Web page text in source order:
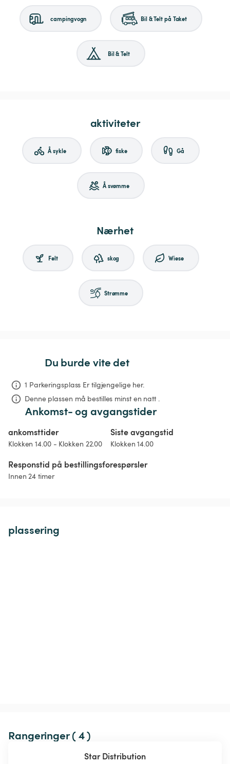
campingvogn Bil & Telt på Taket
Bil & Telt
aktiviteter
Å sykle fiske Gå
Å svømme
Nærhet
Felt skog Wiese
Strømme
Du burde vite det
1 Parkeringsplass Er tilgjengelige her.
Denne plassen må bestilles minst en natt .
Ankomst- og avgangstider
ankomsttider
Klokken 14.00 - Klokken 22.00
Siste avgangstid
Klokken 14.00
Responstid på bestillingsforespørsler
Innen 24 timer
plassering
Rangeringer ( 4 )
Star Distribution